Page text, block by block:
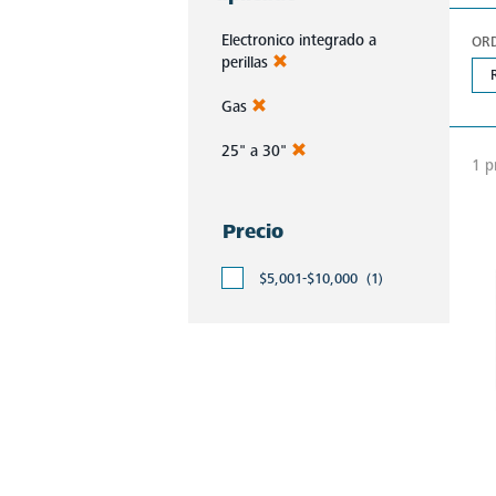
Electronico integrado a
perillas
Gas
25" a 30"
Precio
$5,001-$10,000 (1)
1